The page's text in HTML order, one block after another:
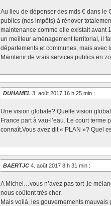
Au lieu de dépenser des mds € dans le
publics (nos impôts) à rénover
maintenance comme elle existait avant
un meilleur aménagement territorial, il
départements et communes, mais avec
Maintenir de vrais services publics en
DUHAMEL 3. août 2017 16 h 25 min :
Une vision globale? Quelle vision
France part à vau-l’eau. Le court terme
connaît.Vous avez dit « PLAN »? Quel
BAERTJC 4. août 2017 8 h 31 min :
A Michel…vous n’avez pas tort ,le
nous coûtent très cher.
Mais voilà, les gouvernements mauvais